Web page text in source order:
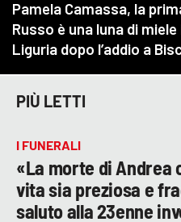
PIÙ LETTI
I FUNERALI
«La morte di Andrea
vita sia preziosa e
saluto alla 23enne